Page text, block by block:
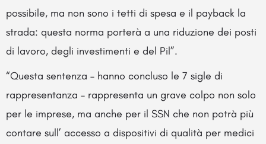
possibile, ma non sono i tetti di spesa e il payback la
strada: questa norma porterà a una riduzione dei posti
di lavoro, degli investimenti e del Pil”.
“Questa sentenza – hanno concluso le 7 sigle di
rappresentanza – rappresenta un grave colpo non solo
per le imprese, ma anche per il SSN che non potrà più
contare sull’ accesso a dispositivi di qualità per medici